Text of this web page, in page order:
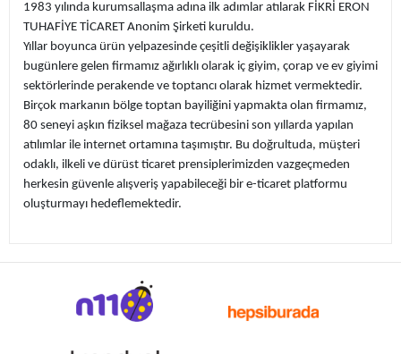
1983 yılında kurumsallaşma adına ilk adımlar atılarak FİKRİ ERON
TUHAFİYE TİCARET Anonim Şirketi kuruldu.
Yıllar boyunca ürün yelpazesinde çeşitli değişiklikler yaşayarak
bugünlere gelen firmamız ağırlıklı olarak iç giyim, çorap ve ev giyimi
sektörlerinde perakende ve toptancı olarak hizmet vermektedir.
Birçok markanın bölge toptan bayiliğini yapmakta olan firmamız,
80 seneyi aşkın fiziksel mağaza tecrübesini son yıllarda yapılan
atılımlar ile internet ortamına taşımıştır. Bu doğrultuda, müşteri
odaklı, ilkeli ve dürüst ticaret prensiplerimizden vazgeçmeden
herkesin güvenle alışveriş yapabileceği bir e-ticaret platformu
oluşturmayı hedeflemektedir.